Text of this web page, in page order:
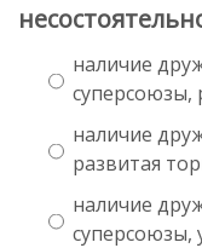
наличие
суперсоюзы,
наличие
развитая
наличие
суперсоюзы,